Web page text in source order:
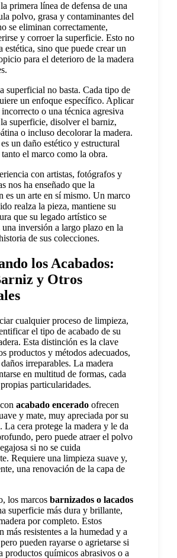
primera línea de defensa de una
polvo, grasa y contaminantes del
se eliminan correctamente,
y corroer la superficie. Esto no
estética, sino que puede crear un
para el deterioro de la madera
superficial no basta. Cada tipo de
un enfoque específico. Aplicar
o una técnica agresiva
superficie, disolver el barniz,
o incluso decolorar la madera.
un daño estético y estructural
el marco como la obra.
con artistas, fotógrafos y
nos ha enseñado que la
es un arte en sí mismo. Un marco
realza la pieza, mantiene su
que su legado artístico se
una inversión a largo plazo en la
de sus colecciones.
los Acabados:
y Otros
cualquier proceso de limpieza,
el tipo de acabado de su
Esta distinción es la clave
productos y métodos adecuados,
irreparables. La madera
en multitud de formas, cada
particularidades.
acabado encerado ofrecen
y mate, muy apreciada por su
La cera protege la madera y le da
pero puede atraer el polvo
si no se cuida
Requiere una limpieza suave y,
una renovación de la capa de
los marcos barnizados o lacados
superficie más dura y brillante,
por completo. Estos
más resistentes a la humedad y a
pueden rayarse o agrietarse si
productos químicos abrasivos o a